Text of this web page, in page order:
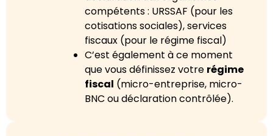
compétents : URSSAF (pour les
cotisations sociales), services
fiscaux (pour le régime fiscal)
C’est également à ce moment
que vous définissez votre régime
fiscal (micro-entreprise, micro-
BNC ou déclaration contrôlée).